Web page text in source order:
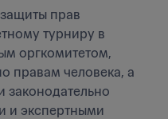
прав
турниру в
оргкомитетом,
правам человека, а
законодательно
и экспертными